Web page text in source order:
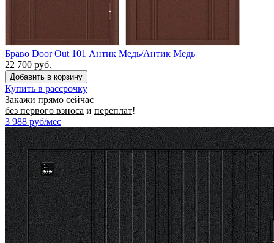
Браво Door Out 101 Антик Медь/Антик Медь
22 700 руб.
Купить в рассрочку
Закажи прямо сейчас
без первого взноса и переплат!
3 988 руб/мес